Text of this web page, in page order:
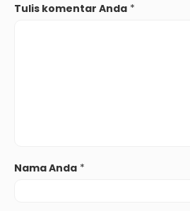
Tulis komentar Anda *
Nama Anda *